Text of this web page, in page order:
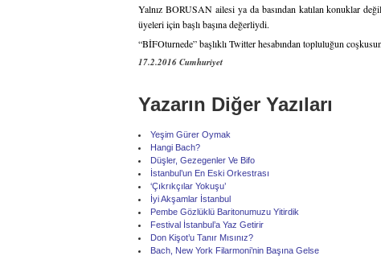
Yalnız BORUSAN ailesi ya da basından katılan konuklar
üyeleri için başlı başına değerliydi.
“BİFOturnede” başlıklı Twitter hesabından topluluğun
17.2.2016 Cumhuriyet
Yazarın Diğer Yazıları
Yeşim Gürer Oymak
Hangi Bach?
Düşler, Gezegenler Ve Bifo
İstanbul’un En Eski Orkestrası
‘Çıkrıkçılar Yokuşu’
İyi Akşamlar İstanbul
Pembe Gözlüklü Baritonumuzu Yitirdik
Festival İstanbul’a Yaz Getirir
Don Kişot’u Tanır Mısınız?
Bach, New York Filarmoni’nin Başına Gelse